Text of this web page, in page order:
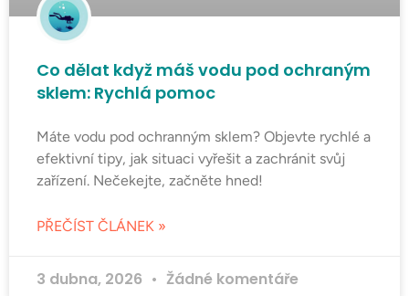
Co dělat když máš vodu pod ochraným
sklem: Rychlá pomoc
Máte vodu pod ochranným sklem? Objevte rychlé a
efektivní tipy, jak situaci vyřešit a zachránit svůj
zařízení. Nečekejte, začněte hned!
PŘEČÍST ČLÁNEK »
3 dubna, 2026 Žádné komentáře